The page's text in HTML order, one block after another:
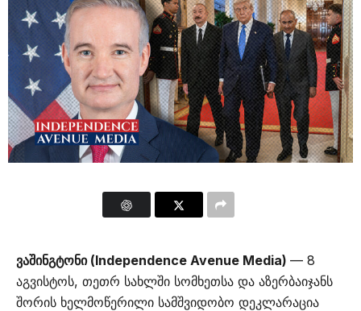
ვაშინგტონი (Independence Avenue Media) — 8
აგვისტოს, თეთრ სახლში სომხეთსა და აზერბაიჯანს
შორის ხელმოწერილი სამშვიდობო დეკლარაცია